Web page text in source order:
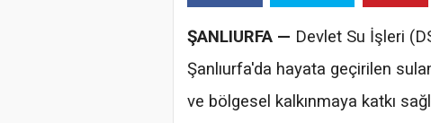
ŞANLIURFA — Devlet Su İşleri
Şanlıurfa'da hayata geçirilen
ve bölgesel kalkınmaya katkı